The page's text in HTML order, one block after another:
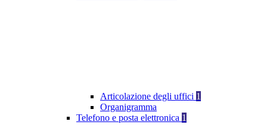
Articolazione degli uffici 1
Organigramma
Telefono e posta elettronica 1